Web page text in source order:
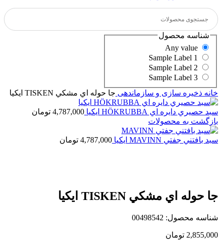
شناسه محصول
خانه ذخیره سازی و سازماندهی جا حوله اي مشكي TISKEN ايكيا
سبد حصيري دايره اي HÖKRUBBA ايكيا 4,787,000 تومان
بازگشت به محصولات
سبد بافتني جفتي MAVINN ایکیا 4,787,000 تومان
جا حوله اي مشكي TISKEN ايكيا
شناسه محصول: 00498542
2,855,000 تومان